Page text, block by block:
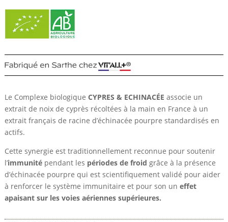
Le Complexe biologique CYPRES & ECHINACÉE associe un
extrait de noix de cyprès récoltées à la main en France à un
extrait français de racine d’échinacée pourpre standardisés en
actifs.
Cette synergie est traditionnellement reconnue pour soutenir
l’immunité pendant les périodes de froid grâce à la présence
d’échinacée pourpre qui est scientifiquement validé pour aider
à renforcer le système immunitaire et pour son un effet
apaisant sur les voies aériennes supérieures.